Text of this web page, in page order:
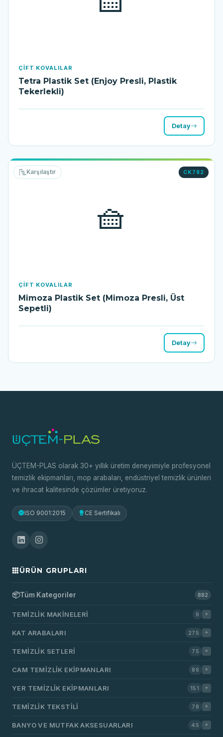
ÇIFT KOVALILAR
Tetra Plastik Set (Enjoy Presli, Plastik
Tekerlekli)
Detay
🧺
CK782
Karşılaştır
ÇIFT KOVALILAR
Mimoza Plastik Set (Mimoza Presli, Üst
Sepetli)
Detay
ÜÇTEM-PLAS olarak 30+ yıllık üretim deneyimiyle profesyonel
temizlik ekipmanları, mop arabaları, endüstriyel temizlik ürünleri
ve ihracat kalitesinde çözümler üretiyoruz.
ISO 9001:2015 CE Sertifikalı
ÜRÜN GRUPLARI
📦Tüm Kategoriler 882
TEMIZLIK MAKINELERI 9
KAT ARABALARI 275
TEMIZLIK SETLERI 75
CAM TEMIZLIK EKIPMANLARI 86
YER TEMIZLIK EKIPMANLARI 151
TEMIZLIK TEKSTILI 78
BANYO VE MUTFAK AKSESUARLARI 45